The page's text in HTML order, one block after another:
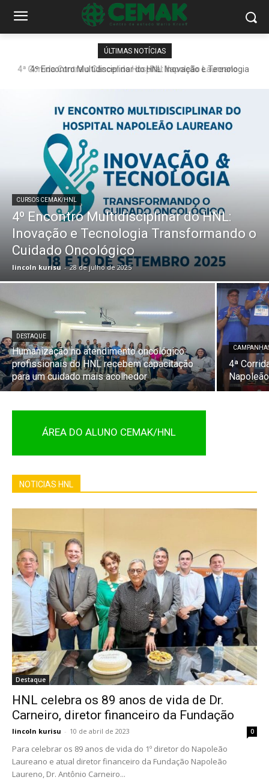
ÚLTIMAS NOTÍCIAS
4º Encontro Multidisciplinar do HNL: Inovação e Tecnologia
CURSOS CEMAK/HNL
4º Encontro Multidisciplinar do HNL:
Inovação e Tecnologia Transformando o
Cuidado Oncológico
lincoln kurisu - 28 de julho de 2025
DESTAQUE
Humanização no atendimento oncológico:
profissionais do HNL recebem capacitação
para um cuidado mais acolhedor
4ª
ÁREA DO ALUNO CEMAK/HNL
NOTICIAS HNL
Destaque
HNL celebra os 89 anos de vida de Dr.
Carneiro, diretor financeiro da Fundação
lincoln kurisu - 10 de abril de 2023 0
Para celebrar os 89 anos de vida do 1º diretor do Napoleão
Laureano e atual diretor financeiro da Fundação Napoleão
Laureno, Dr. Antônio Carneiro...